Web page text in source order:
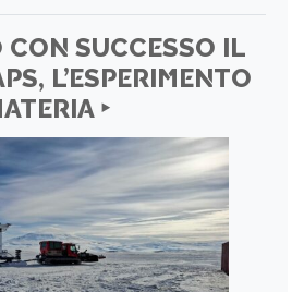
SUCCESSO IL
L’ESPERIMENTO
‣